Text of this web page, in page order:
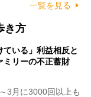
一覧を見る
き方
ている」利益相反と
ミリーの不正蓄財
3月に3000回以上も